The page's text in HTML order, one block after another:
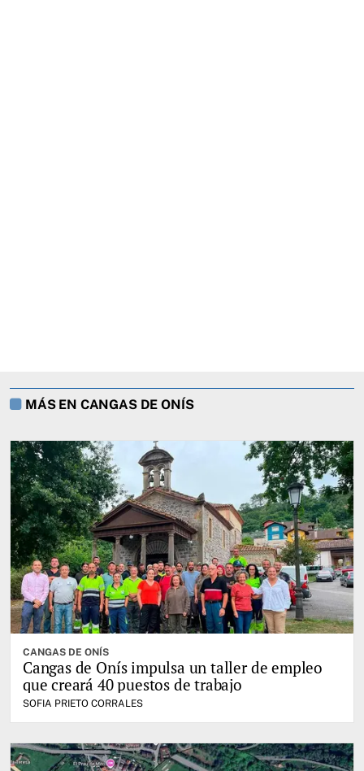
MÁS EN CANGAS DE ONÍS
CANGAS DE ONÍS
Cangas de Onís impulsa un taller de empleo
que creará 40 puestos de trabajo
SOFIA PRIETO CORRALES